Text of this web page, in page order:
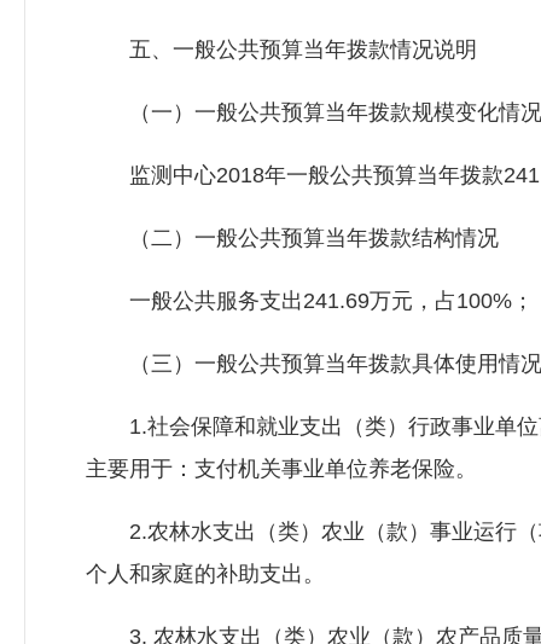
五、一般公共预算当年拨款情况说明
（一）一般公共预算当年拨款规模变化情况
监测中心2018年一般公共预算当年拨款
（二）一般公共预算当年拨款结构情况
一般公共服务支出241.69万元，占100%；
（三）一般公共预算当年拨款具体使用情况
1.社会保障和就业支出（类）行政事业单位
主要用于：支付机关事业单位养老保险。
2.农林水支出（类）农业（款）事业运行（
个人和家庭的补助支出。
3. 农林水支出（类）农业（款）农产品质量